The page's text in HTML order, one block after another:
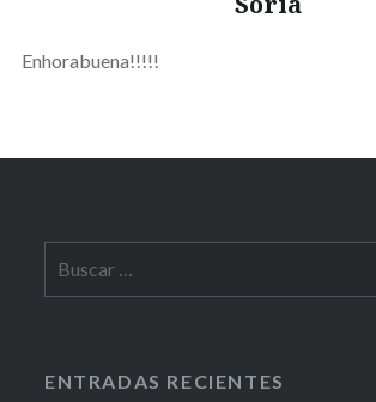
Enhorabuena!!!!!
ENTRADAS RECIENTES